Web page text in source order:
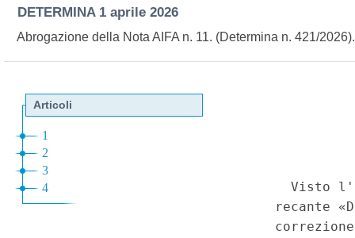
DETERMINA 1 aprile 2026
Abrogazione della Nota AIFA n. 11. (Determina n. 421/